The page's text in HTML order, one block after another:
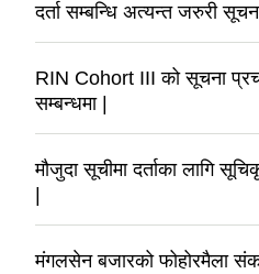
दर्ता सम्बन्धि अत्यन्त जरुरी
RIN Cohort III को सूचना
सम्बन्धमा |
मौजुदा सूचीमा दर्ताका लागि
मंगलसेन बजारको फोहोरमैला